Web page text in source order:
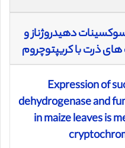
دهیدروژناز و
های ذرت با کریپتوچروم
Expression of
dehydrogenase and
in maize leaves is